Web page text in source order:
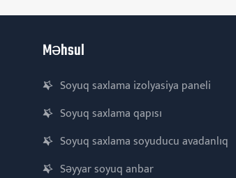
Məhsul
Soyuq saxlama izolyasiya paneli
Soyuq saxlama qapısı
Soyuq saxlama soyuducu avadanlıq
Səyyar soyuq anbar